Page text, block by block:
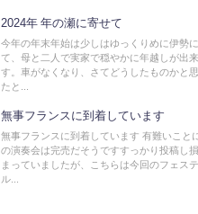
2024年 年の瀬に寄せて
今年の年末年始は少しはゆっくりめに伊勢
て、母と二人で実家で穏やかに年越しが出
す。車がなくなり、さてどうしたものかと
たと...
無事フランスに到着しています
無事フランスに到着しています 有難いこと
の演奏会は完売だそうですすっかり投稿し
まっていましたが、こちらは今回のフェス
ル...